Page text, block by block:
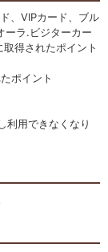
、VIPカード、ブル
ーラ.ビジターカー
得されたポイント
ポイント
利用できなくなり